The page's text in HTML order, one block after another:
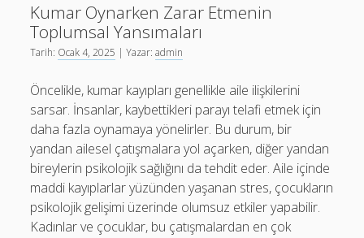
Linkedin Takipçi Çoğaltma Bedava
Liste
Tiktok Yorum Yükseltme Hilesi Bedava
Instagram Gizli Hesap Takipçileri Görme
Liste
Sayfa Listesi
Tiktok Yorum Yükseltme Hilesi Bedava
Kumar Oynarken Zarar Etmenin
Toplumsal Yansımaları
Tarih: Ocak 4, 2025 | Yazar:admin
Öncelikle, kumar kayıpları genellikle aile ilişkilerini
sarsar. İnsanlar, kaybettikleri parayı telafi etmek için
daha fazla oynamaya yönelirler. Bu durum, bir
yandan ailesel çatışmalara yol açarken, diğer yandan
bireylerin psikolojik sağlığını da tehdit eder. Aile içinde
maddi kayıplarlar yüzünden yaşanan stres, çocukların
psikolojik gelişimi üzerinde olumsuz etkiler yapabilir.
Kadınlar ve çocuklar, bu çatışmalardan en çok